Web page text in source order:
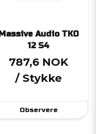
Massive Audio TKO
12 S4
787,6 NOK
/ Stykke
Observere